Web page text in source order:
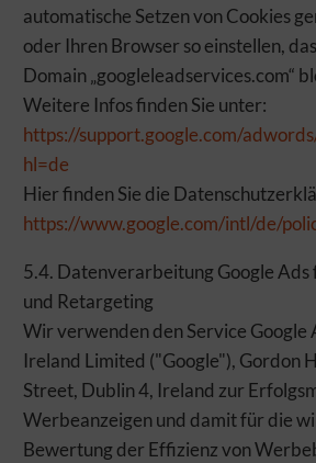
automatische Setzen von Cookies
oder Ihren Browser so einstellen,
Domain „googleleadservices.com“
Weitere Infos finden Sie unter:
https://support.google.com/
hl=de
Hier finden Sie die
https://www.google.com/intl/de/
5.4. Datenverarbeitung Google Ads
und Retargeting
Wir verwenden den Service Google
Ireland Limited ("Google"), Gordon
Street, Dublin 4, Ireland zur
Werbeanzeigen und damit für die
Bewertung der Effizienz von